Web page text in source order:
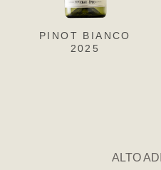
PINOT BIANCO
2025
ALTO